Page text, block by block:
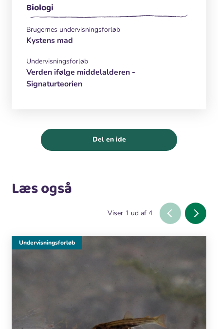
Biologi
Brugernes undervisningsforløb
Kystens mad
Undervisningsforløb
Verden ifølge middelalderen -
Signaturteorien
Del en ide
Læs også
Viser 1 ud af 4
Undervisningsforløb